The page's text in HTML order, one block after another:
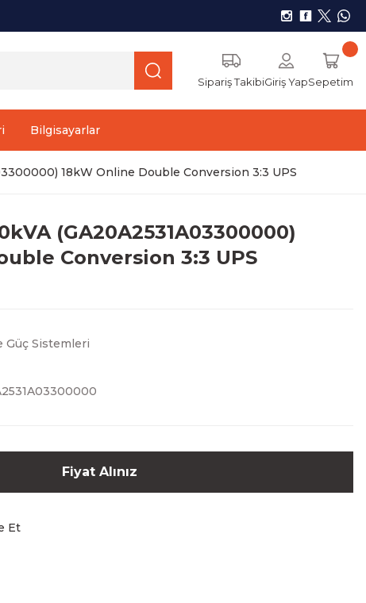
Sipariş TakibiGiriş YapSepetim
Bilgisayarlar
18kW Online Double Conversion 3:3 UPS
(GA20A2531A03300000)
Conversion 3:3 UPS
Güç Sistemleri
Fiyat Alınız
Et